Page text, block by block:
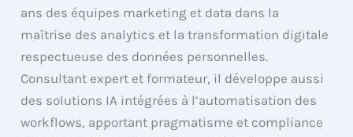
ans des équipes marketing et data dans la
maîtrise des analytics et la transformation digitale
respectueuse des données personnelles.
Consultant expert et formateur, il développe aussi
des solutions IA intégrées à l’automatisation des
workflows, apportant pragmatisme et compliance